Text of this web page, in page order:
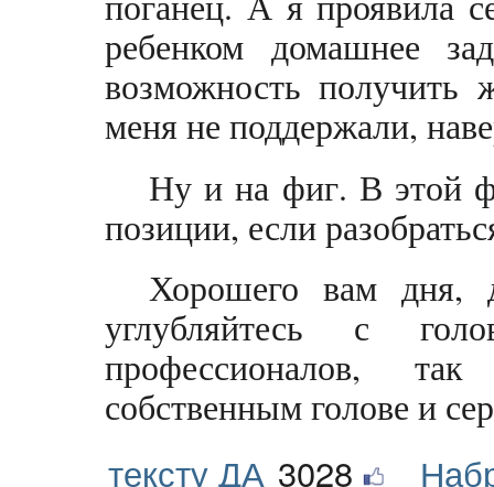
ребенком домашнее
возможность
меня не поддержали,
Ну и на фиг. В этой
позиции, если
Хорошего вам дня,
углубляйтесь с
профессионалов,
собственным голове и
тексту ДА 3028